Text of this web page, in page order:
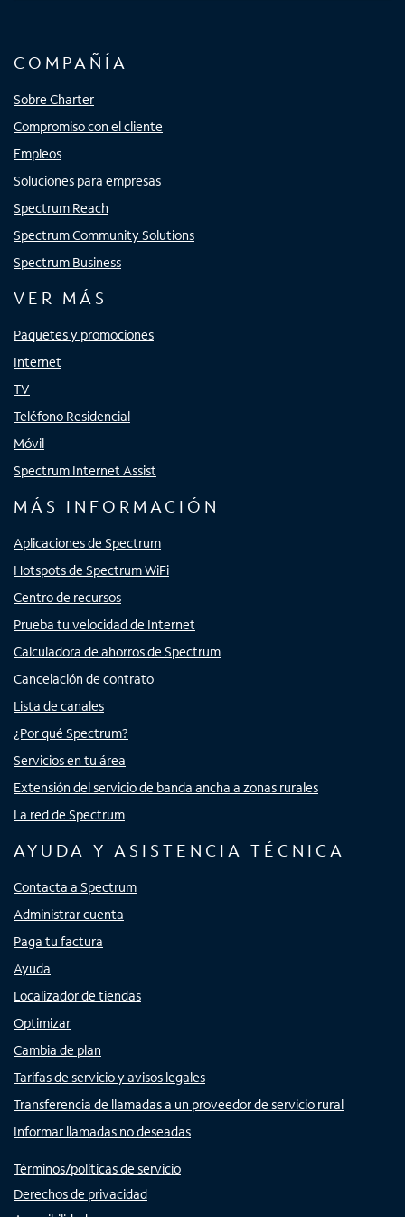
COMPAÑÍA
Sobre Charter
Compromiso con el cliente
Empleos
Soluciones para empresas
Spectrum Reach
Spectrum Community Solutions
Spectrum Business
VER MÁS
Paquetes y promociones
Internet
TV
Teléfono Residencial
Móvil
Spectrum Internet Assist
MÁS INFORMACIÓN
Aplicaciones de Spectrum
Hotspots de Spectrum WiFi
Centro de recursos
Prueba tu velocidad de Internet
Calculadora de ahorros de Spectrum
Cancelación de contrato
Lista de canales
¿Por qué Spectrum?
Servicios en tu área
Extensión del servicio de banda ancha a zonas rurales
La red de Spectrum
AYUDA Y ASISTENCIA TÉCNICA
Contacta a Spectrum
Administrar cuenta
Paga tu factura
Ayuda
Localizador de tiendas
Optimizar
Cambia de plan
Tarifas de servicio y avisos legales
Transferencia de llamadas a un proveedor de servicio rural
Informar llamadas no deseadas
Términos/políticas de servicio
Derechos de privacidad